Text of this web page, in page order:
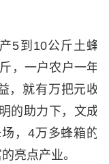
5到10公斤土蜂
，一户农户一年
，就有万把元收
的助力下，文成
，4万多蜂箱的
亮点产业。